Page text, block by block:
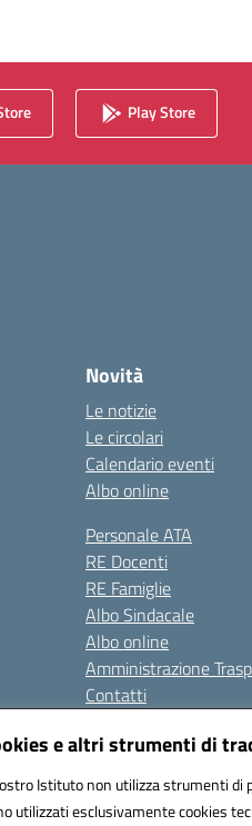
e altri strumenti di
Istituto non utilizza strumenti di
utilizzati esclusivamente cookies
Play Store
Novità
Le notizie
Le circolari
Calendario eventi
Albo online
Personale ATA
RE Docenti
RE Famiglie
Albo Sindacale
Albo online
Amministrazione
Contatti